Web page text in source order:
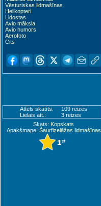
Vēsturiskas lidmašīnas
Helikopteri
Lidostas
Avio māksla
Avio humors
Aerofoto
Cits
Attēls skatīts:
109 reizes
Lielais att.:
3 reizes
Skats: Kopskats
Apakšmape: Šaurfizelāžas lidmašīnas